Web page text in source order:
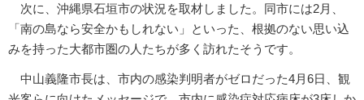
次に、沖縄県石垣市の状況を取材しました。同市には2月、
「南の島なら安全かもしれない」といった、根拠のない思い込
みを持った大都市圏の人たちが多く訪れたそうです。
中山義隆市長は、市内の感染判明者がゼロだった4月6日、観